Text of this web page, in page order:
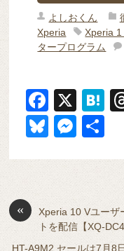
よしおくん
Xperia
Xperia 1
タープログラム
F
a
c
e
o
o
X
H
n
Bl
y
M
n
g
«
Xperia 10 Vユーザ
トを配信【XQ-
HT-A9M2 セールは7月8